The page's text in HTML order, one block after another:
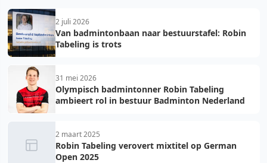
2 juli 2026
Van badmintonbaan naar bestuurstafel: Robin
Tabeling is trots
31 mei 2026
Olympisch badmintonner Robin Tabeling
ambieert rol in bestuur Badminton Nederland
2 maart 2025
Robin Tabeling verovert mixtitel op German
Open 2025